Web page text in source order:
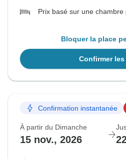
Prix basé sur une chambre
Bloquer la place
Confirmer
Confirmation instantanée
À partir du Dimanche
15 nov., 2026